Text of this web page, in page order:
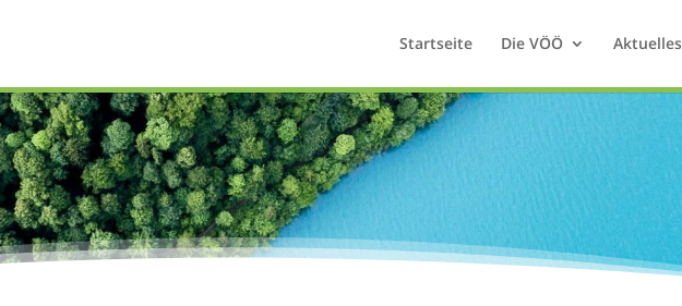
Startseite Die VÖÖ Aktuelles